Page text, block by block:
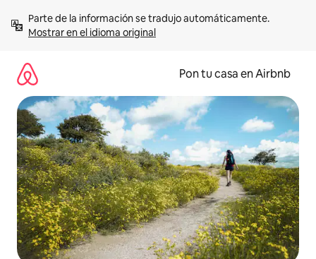
contenidoMostrar en el idioma original
Pon tu casa en Airbnb